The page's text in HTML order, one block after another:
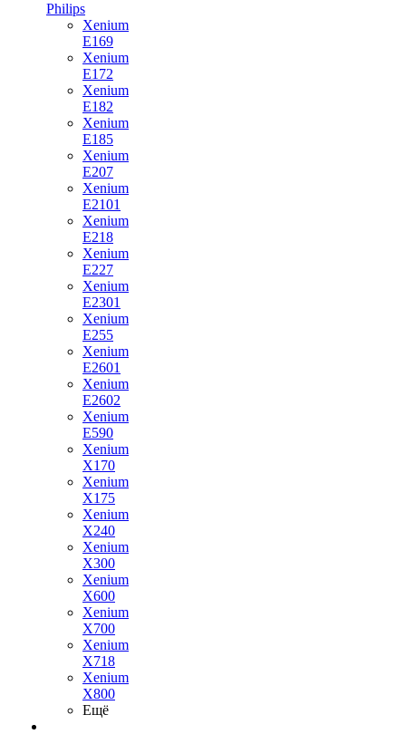
Philips
Xenium
E169
Xenium
E172
Xenium
E182
Xenium
E185
Xenium
E207
Xenium
E2101
Xenium
E218
Xenium
E227
Xenium
E2301
Xenium
E255
Xenium
E2601
Xenium
E2602
Xenium
E590
Xenium
X170
Xenium
X175
Xenium
X240
Xenium
X300
Xenium
X600
Xenium
X700
Xenium
X718
Xenium
X800
Ещё